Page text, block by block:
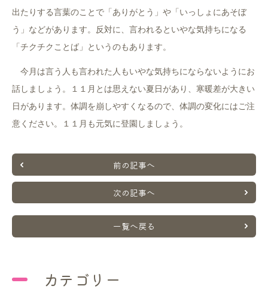
ここのっす便り
出たりする言葉のことで「ありがとう」や「いっしょにあそぼ
う」などがあります。反対に、言われるといやな気持ちになる
「チクチクことば」というのもあります。
今月は言う人も言われた人もいやな気持ちにならないようにお
話しましょう。１１月とは思えない夏日があり、寒暖差が大きい
日があります。体調を崩しやすくなるので、体調の変化にはご注
意ください。１１月も元気に登園しましょう。
前の記事へ
次の記事へ
一覧へ戻る
カテゴリー